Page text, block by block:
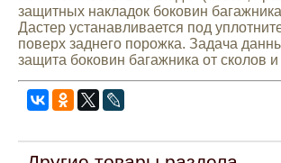
защитных накладок боковин
Дастер устанавливается под
поверх заднего порожка. Задача
защита боковин багажника от сколов
Lexus
Mazda
Mercedes-Benz